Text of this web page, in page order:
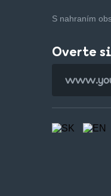
S nahraním
Overte